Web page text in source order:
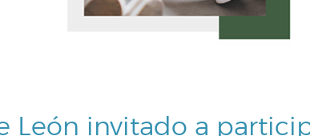
León invitado a